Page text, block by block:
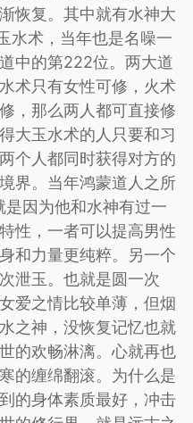
恢复。其中就有水神大
水术，当年也是名噪一
中的第222位。两大道
术只有女性可修，火术
，那么两人都可直接修
大玉水术的人只要和习
个人都同时获得对方的
界。当年鸿蒙道人之所
因为他和水神有过一
性，一者可以提高男性
和力量更纯粹。另一个
泄玉。也就是圆一次
爱之情比较单薄，但烟
之神，没恢复记忆也就
的欢畅淋漓。心就再也
的缠绵翻滚。为什么是
的身体素质最好，冲击